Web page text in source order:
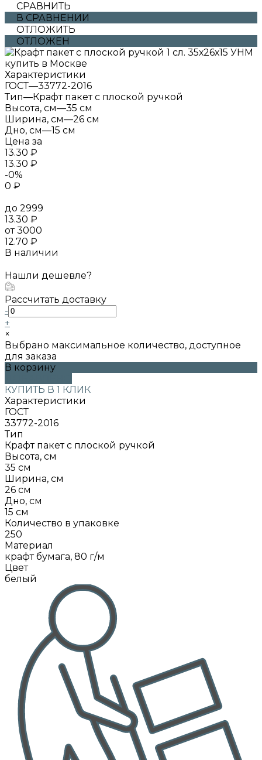
СРАВНИТЬ
В СРАВНЕНИИ
ОТЛОЖИТЬ
ОТЛОЖЕН
Характеристики
ГОСТ—33772-2016
Тип—Крафт пакет с плоской ручкой
Высота, см—35 см
Ширина, см—26 см
Дно, см—15 см
Цена за
13.30 ₽
13.30 ₽
-0%
0 ₽
до 2999
13.30 ₽
от 3000
12.70 ₽
В наличии
Нашли дешевле?
Рассчитать доставку
-
+
×
Выбрано максимальное количество, доступное
для заказа
В корзину
КУПИТЬ В 1 КЛИК
Характеристики
ГОСТ
33772-2016
Тип
Крафт пакет с плоской ручкой
Высота, см
35 см
Ширина, см
26 см
Дно, см
15 см
Количество в упаковке
250
Материал
крафт бумага, 80 г/м
Цвет
белый